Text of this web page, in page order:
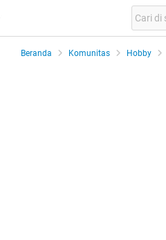
Beranda Komunitas Hobby